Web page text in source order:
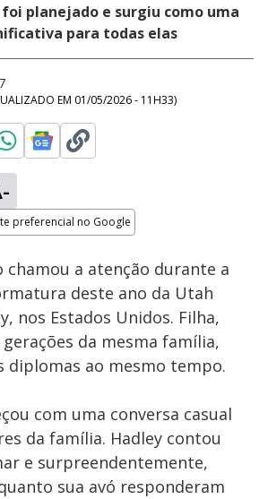
planejado e surgiu como uma
para todas elas
EM 01/05/2026 - 11H33)
preferencial no Google
chamou a atenção durante a
deste ano da Utah
nos Estados Unidos. Filha,
da mesma família,
diplomas ao mesmo tempo.
com uma conversa casual
da família. Hadley contou
e surpreendentemente,
sua avó responderam